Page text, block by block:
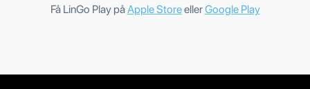
Få LinGo Play påApple StoreellerGoogle Play